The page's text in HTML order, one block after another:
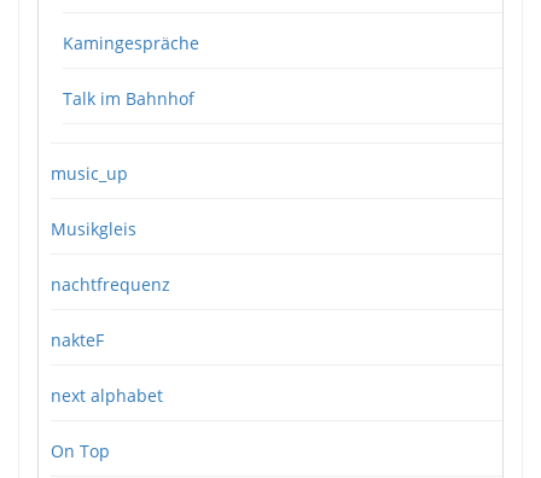
Kamingespräche
Talk im Bahnhof
music_up
Musikgleis
nachtfrequenz
nakteF
next alphabet
On Top